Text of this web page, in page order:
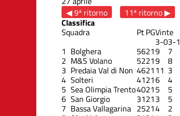
◀ 9ª ritorno
11ª ritorno ▶
Classifica
Squadra PtPGVinte
3-03-1
1 Bolghera 56219 7
2 M&S Volano 52219 8
3 Predaia Val di Non 4621 11 3
4 Solteri 41216 4
5 Sea Olimpia Trento40215 5
6 San Giorgio 31213 5
7 Bassa Vallagarina 25214 2